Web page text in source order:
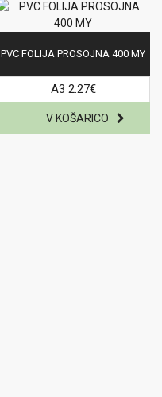
PVC FOLIJA PROSOJNA 400 MY
A3 2.27€